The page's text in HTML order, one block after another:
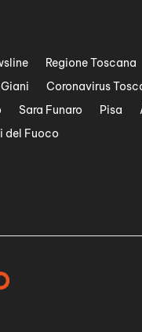
Regione Toscana
Coronavirus
Sara Funaro Pisa
del Fuoco